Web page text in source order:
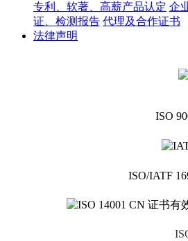
专利、软著、高薪产品认定 企
证、检测报告 代理及合作证书
法律声明
ISO
ISO/IATF